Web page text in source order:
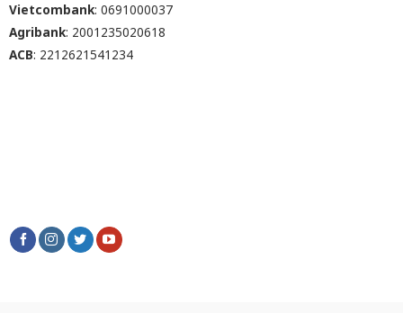
Vietcombank: 0691000037
Agribank: 2001235020618
ACB: 2212621541234